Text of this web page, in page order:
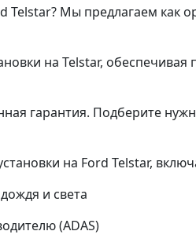
Telstar? Мы предлагаем как
на Telstar,
гарантия. Подберите
на Ford Telstar,
и света
(ADAS)